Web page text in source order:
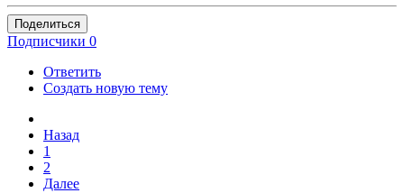
Поделиться
Подписчики 0
Ответить
Создать новую тему
Назад
1
2
Далее